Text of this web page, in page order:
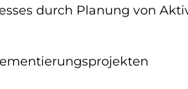
durch Planung von